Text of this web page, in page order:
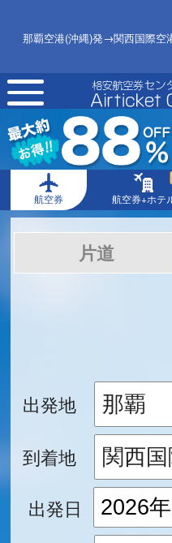
那覇空港(沖縄)発→関西国際空
toggle
navigation
航空券 航空券+ホテ
片道
出発地
到着地
出発日